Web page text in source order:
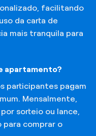
facilitando
da carta de
mais tranquila para
apartamento?
participantes pagam
Mensalmente,
sorteio ou lance,
para comprar o